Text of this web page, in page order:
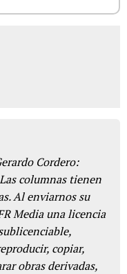
Cordero:
columnas tienen
Al enviarnos su
Media una licencia
copiar,
obras derivadas,